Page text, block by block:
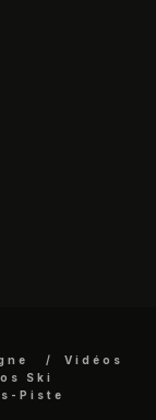
Vidéos
Ski
Piste